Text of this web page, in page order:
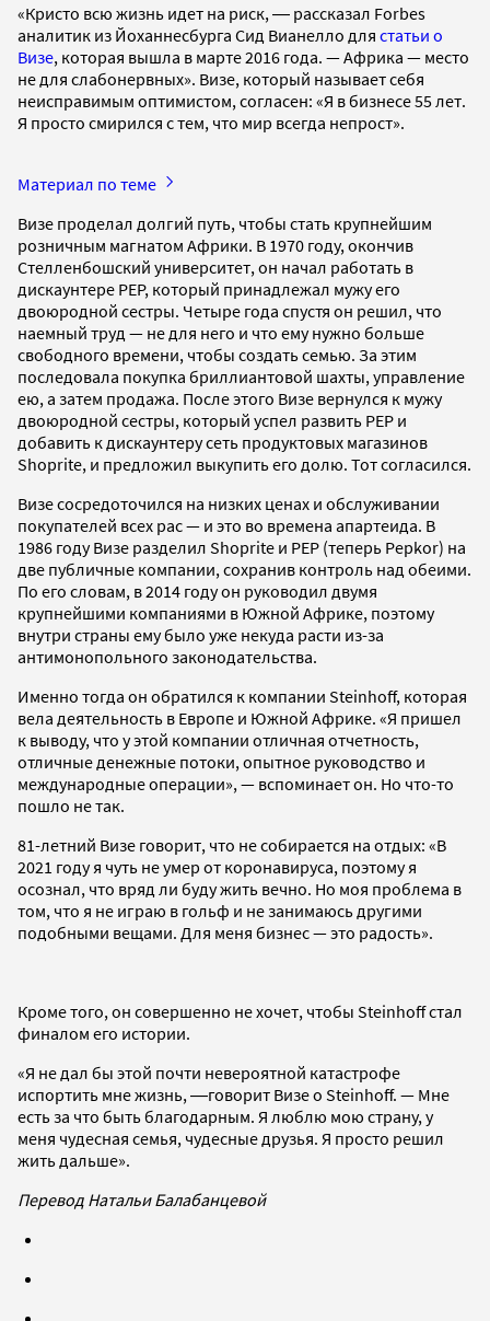
«Кристо всю жизнь идет на риск, ― рассказал Forbes
аналитик из Йоханнесбурга Сид Вианелло для статьи о
Визе, которая вышла в марте 2016 года. — Африка — место
не для слабонервных». Визе, который называет себя
неисправимым оптимистом, согласен: «Я в бизнесе 55 лет.
Я просто смирился с тем, что мир всегда непрост».
Материал по теме
Визе проделал долгий путь, чтобы стать крупнейшим
розничным магнатом Африки. В 1970 году, окончив
Стелленбошский университет, он начал работать в
дискаунтере PEP, который принадлежал мужу его
двоюродной сестры. Четыре года спустя он решил, что
наемный труд — не для него и что ему нужно больше
свободного времени, чтобы создать семью. За этим
последовала покупка бриллиантовой шахты, управление
ею, а затем продажа. После этого Визе вернулся к мужу
двоюродной сестры, который успел развить PEP и
добавить к дискаунтеру сеть продуктовых магазинов
Shoprite, и предложил выкупить его долю. Тот согласился.
Визе сосредоточился на низких ценах и обслуживании
покупателей всех рас — и это во времена апартеида. В
1986 году Визе разделил Shoprite и PEP (теперь Pepkor) на
две публичные компании, сохранив контроль над обеими.
По его словам, в 2014 году он руководил двумя
крупнейшими компаниями в Южной Африке, поэтому
внутри страны ему было уже некуда расти из-за
антимонопольного законодательства.
Именно тогда он обратился к компании Steinhoff, которая
вела деятельность в Европе и Южной Африке. «Я пришел
к выводу, что у этой компании отличная отчетность,
отличные денежные потоки, опытное руководство и
международные операции», — вспоминает он. Но что-то
пошло не так.
81-летний Визе говорит, что не собирается на отдых: «В
2021 году я чуть не умер от коронавируса, поэтому я
осознал, что вряд ли буду жить вечно. Но моя проблема в
том, что я не играю в гольф и не занимаюсь другими
подобными вещами. Для меня бизнес — это радость».
Кроме того, он совершенно не хочет, чтобы Steinhoff стал
финалом его истории.
«Я не дал бы этой почти невероятной катастрофе
испортить мне жизнь, ―говорит Визе о Steinhoff. — Мне
есть за что быть благодарным. Я люблю мою страну, у
меня чудесная семья, чудесные друзья. Я просто решил
жить дальше».
Перевод Натальи Балабанцевой